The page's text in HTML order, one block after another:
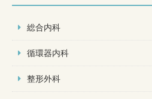
総合内科
循環器内科
整形外科